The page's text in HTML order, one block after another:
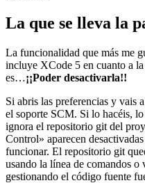
La que se lleva la
La funcionalidad que más me
incluye XCode 5 en cuanto a
es…¡¡Poder desactivarla!!
Si abris las preferencias y vais
el soporte SCM. Si lo hacéis,
ignora el repositorio git del
Control» aparecen
funcionar. El repositorio git
usando la línea de comandos
gestionando el código fuente